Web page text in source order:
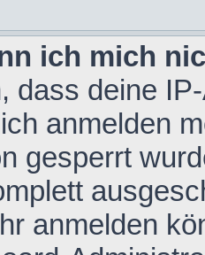
ich mich
dass deine
anmelden
gesperrt
anmelden